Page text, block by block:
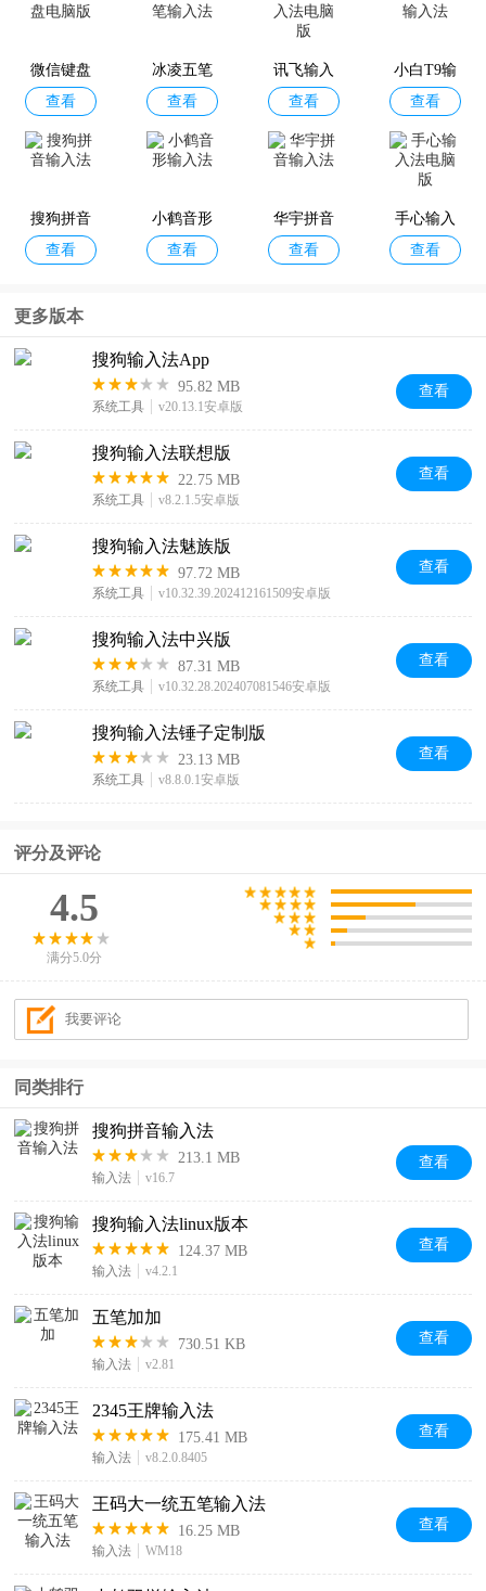
微信键盘
电脑版
查看
冰凌五笔
输入法
查看
讯飞输入
法电脑版
查看
小白T9输
入法
查看
搜狗拼音
输入法
查看
小鹤音形
输入法
查看
华宇拼音
输入法
查看
手心输入
法电脑版
查看
更多版本
搜狗输入法App
95.82 MB
系统工具 v20.13.1安卓版
查看
搜狗输入法联想版
22.75 MB
系统工具 v8.2.1.5安卓版
查看
搜狗输入法魅族版
97.72 MB
系统工具 v10.32.39.202412161509安卓版
查看
搜狗输入法中兴版
87.31 MB
系统工具 v10.32.28.202407081546安卓版
查看
搜狗输入法锤子定制版
23.13 MB
系统工具 v8.8.0.1安卓版
查看
评分及评论
4.5
满分5.0分
同类排行
搜狗拼音输入法
213.1 MB
输入法 v16.7
查看
搜狗输入法linux版本
124.37 MB
输入法 v4.2.1
查看
五笔加加
730.51 KB
输入法 v2.81
查看
2345王牌输入法
175.41 MB
输入法 v8.2.0.8405
查看
王码大一统五笔输入法
16.25 MB
输入法 WM18
查看